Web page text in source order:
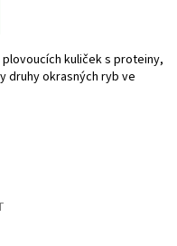
kuliček s proteiny,
druhy okrasných ryb ve